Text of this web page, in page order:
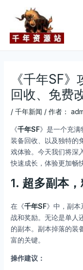
《千年SF
回收、免费
/ 千年新闻 / 作者：
《千年SF》是一个充满
装备回收、以及独特的
戏体验。今天我们将深
快速成长，体验更加畅
1. 超多副本
在《千年SF》中，副本
战和奖励。无论是单人
的副本。副本掉落的装
富的关键。
操作建议：
navigation